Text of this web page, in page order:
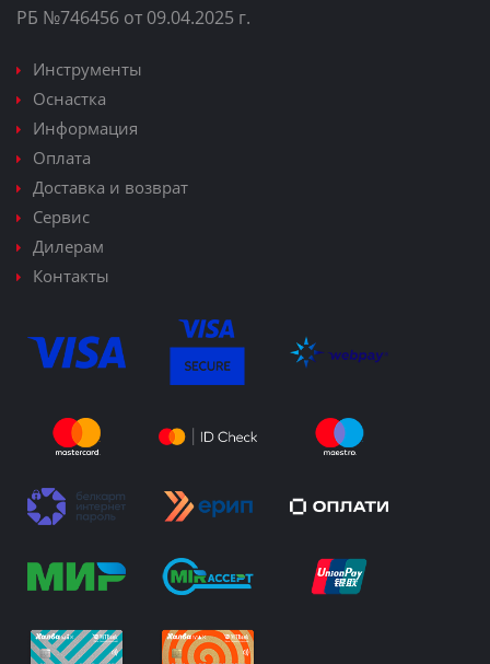
РБ №746456 от 09.04.2025 г.
Инструменты
Оснастка
Информация
Оплата
Доставка и возврат
Сервис
Дилерам
Контакты